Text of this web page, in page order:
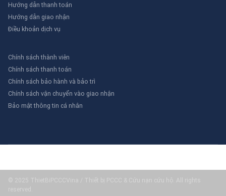
Hướng dẫn thanh toán
Hướng dẫn giao nhận
Điều khoản dịch vụ
Chính sách thành viên
Chính sách thanh toán
Chính sách bảo hành và bảo trì
Chính sách vận chuyển vào giao nhận
Bảo mật thông tin cá nhân
© 2025 ThietBiPCCCVina / Thiết bị PCCC & Cứu nạn cứu hộ. All rights
reserved.